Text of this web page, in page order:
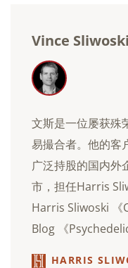
Vince Sliwoski
文斯是一位屡获殊
易撮合者。他的客
广泛持股的国内外
市，担任Harris
Harris Sliwoski 《
Blog 《
HARRIS